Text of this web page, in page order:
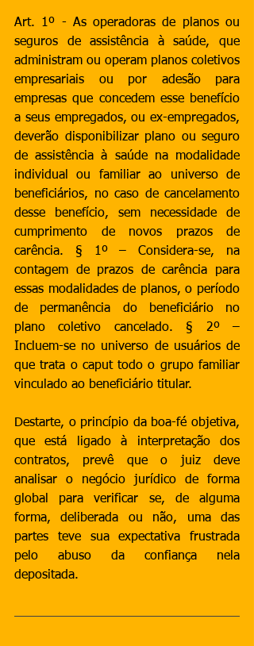
Art. 1º - As operadoras de planos ou
seguros de assistência à saúde, que
administram ou operam planos coletivos
empresariais ou por adesão para
empresas que concedem esse benefício
a seus empregados, ou ex-empregados,
deverão disponibilizar plano ou seguro
de assistência à saúde na modalidade
individual ou familiar ao universo de
beneficiários, no caso de cancelamento
desse benefício, sem necessidade de
cumprimento de novos prazos de
carência. § 1º – Considera-se, na
contagem de prazos de carência para
essas modalidades de planos, o período
de permanência do beneficiário no
plano coletivo cancelado. § 2º –
Incluem-se no universo de usuários de
que trata o caput todo o grupo familiar
vinculado ao beneficiário titular.
Destarte, o princípio da boa-fé objetiva,
que está ligado à interpretação dos
contratos, prevê que o juiz deve
analisar o negócio jurídico de forma
global para verificar se, de alguma
forma, deliberada ou não, uma das
partes teve sua expectativa frustrada
pelo abuso da confiança nela
depositada.